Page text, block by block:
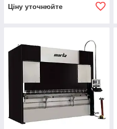
Ціну уточнюйте